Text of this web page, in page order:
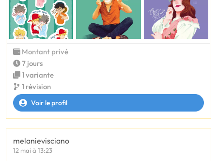
Montant privé
7 jours
1 variante
1 révision
Voir le profil
melanievisciano
12 mai à 13:23